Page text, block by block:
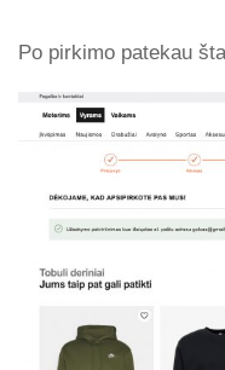
Po pirkimo patekau